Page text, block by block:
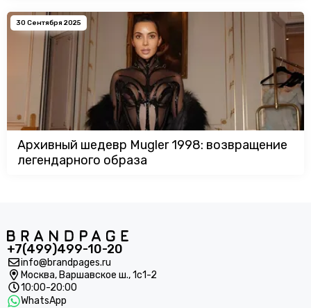
30 Сентября 2025
Архивный шедевр Mugler 1998: возвращение
легендарного образа
+7(499)499-10-20
info@brandpages.ru
Москва, Варшавское ш., 1с1-2
10:00-20:00
WhatsApp